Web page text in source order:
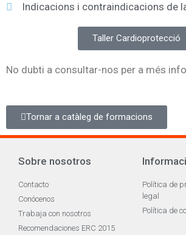
Indicacions i contraindicacions de la
Taller Cardioprotecció
No dubti a consultar-nos per a més
Tornar a catàleg de formacions
Sobre nosotros
Contacto
Conócenos
Trabaja con nosotros
Recomendaciones ERC 2015
Política de
legal
Política de